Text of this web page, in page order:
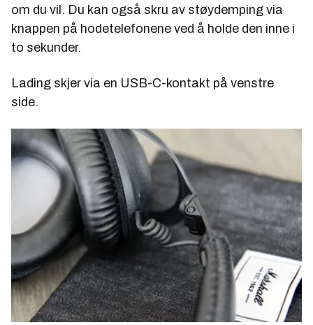
om du vil. Du kan også skru av støydemping via
knappen på hodetelefonene ved å holde den inne i
to sekunder.
Lading skjer via en USB-C-kontakt på venstre
side.